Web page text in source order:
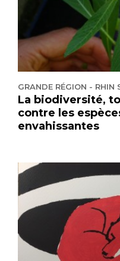
GRANDE RÉGION - RHIN
La biodiversité,
contre les
envahissantes